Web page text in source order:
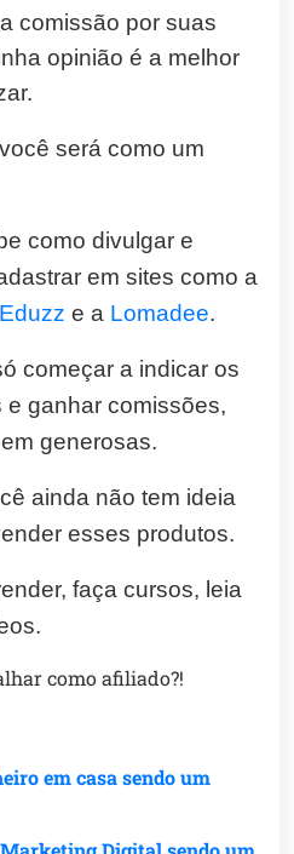
comissão por suas
opinião é a melhor
será como um
como divulgar e
em sites como a
Eduzz e a Lomadee.
começar a indicar os
ganhar comissões,
generosas.
ainda não tem ideia
esses produtos.
faça cursos, leia
como afiliado?!
em casa sendo um